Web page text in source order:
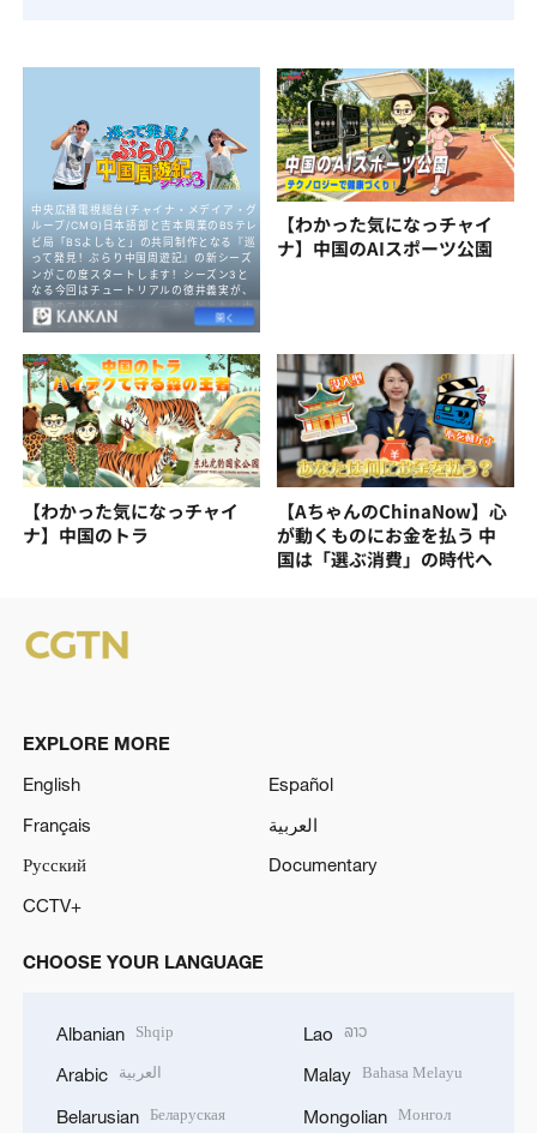
【わかった気になっチャイ
ナ】中国のAIスポーツ公園
【わかった気になっチャイ
ナ】中国のトラ
【AちゃんのChinaNow】心
が動くものにお金を払う 中
国は「選ぶ消費」の時代へ
EXPLORE MORE
English
Español
Français
العربية
Русский
Documentary
CCTV+
CHOOSE YOUR LANGUAGE
Albanian Shqip
Arabic العربية
Belarusian Беларуская
Lao ລາວ
Malay Bahasa Melayu
Mongolian Монгол